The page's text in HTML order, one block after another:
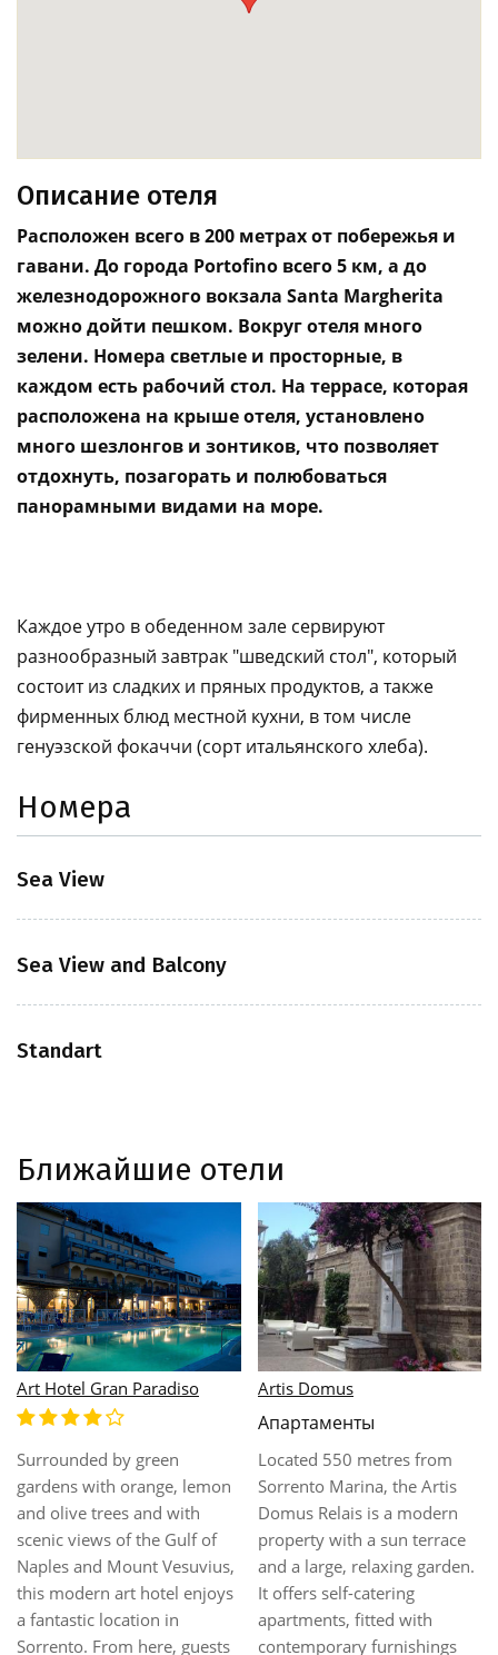
Описание отеля
Расположен всего в 200 метрах от побережья и
гавани. До города Portofino всего 5 км, а до
железнодорожного вокзала Santa Margherita
можно дойти пешком. Вокруг отеля много
зелени. Номера светлые и просторные, в
каждом есть рабочий стол. На террасе, которая
расположена на крыше отеля, установлено
много шезлонгов и зонтиков, что позволяет
отдохнуть, позагорать и полюбоваться
панорамными видами на море.
Каждое утро в обеденном зале сервируют
разнообразный завтрак "шведский стол", который
состоит из сладких и пряных продуктов, а также
фирменных блюд местной кухни, в том числе
генуэзской фокаччи (сорт итальянского хлеба).
Номера
Sea View
Sea View and Balcony
Standart
Ближайшие отели
Astoria Sorrento
The hotel is nestled in the
historic centre, 200 m from
Sorrento's picturesque coast.
Boats to the islands of Ischia
and Capri leave from the
harbour, which is situated
850 m from the hotel. It is a
10-minute walk to the
railway station, which offers
Atlantic Palace
This hotel is situated in a
residential area about 1 km
from the centre of Sorrento
to which a hotel shuttle bus
is available. The tourist area
and the beach are just as
close by. Charming coastal
paths lead from the hotel